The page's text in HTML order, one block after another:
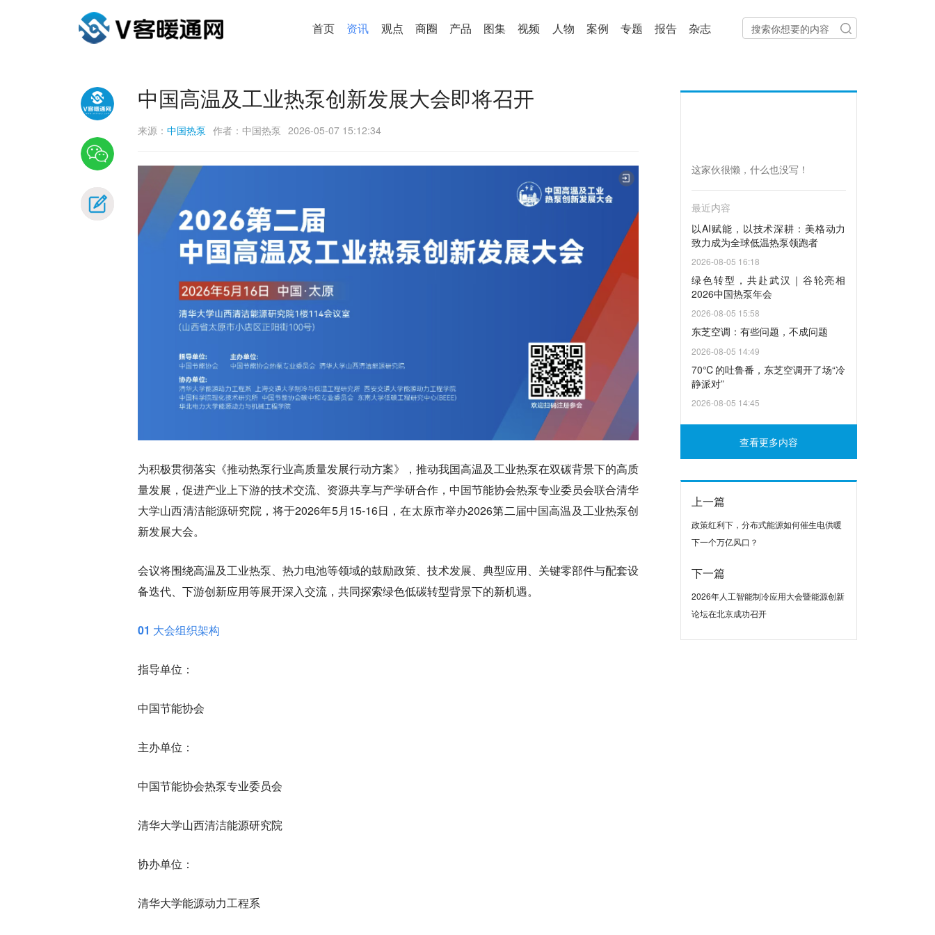
首页 资讯 观点 商圈 产品 图集 视频 人物 案例 专题 报告 杂志
中国高温及工业热泵创新发展大会即将召开
来源： 中国热泵 作者：中国热泵 2026-05-07 15:12:34
为积极贯彻落实《推动热泵行业高质量发展行动方案》，推动我国高温及工业热泵在双碳背景下的高质
量发展，促进产业上下游的技术交流、资源共享与产学研合作，中国节能协会热泵专业委员会联合清华
大学山西清洁能源研究院，将于2026年5月15-16日，在太原市举办2026第二届中国高温及工业热泵创
新发展大会。
会议将围绕高温及工业热泵、热力电池等领域的鼓励政策、技术发展、典型应用、关键零部件与配套设
备迭代、下游创新应用等展开深入交流，共同探索绿色低碳转型背景下的新机遇。
01 大会组织架构
指导单位：
中国节能协会
主办单位：
中国节能协会热泵专业委员会
清华大学山西清洁能源研究院
协办单位：
清华大学能源动力工程系
这家伙很懒，什么也没写！
最近内容
以AI赋能，以技术深耕：美格动力
致力成为全球低温热泵领跑者
2026-08-05 16:18
绿色转型，共赴武汉｜谷轮亮相
2026中国热泵年会
2026-08-05 15:58
东芝空调：有些问题，不成问题
2026-08-05 14:49
70℃的吐鲁番，东芝空调开了场“冷
静派对”
2026-08-05 14:45
查看更多内容
上一篇
政策红利下，分布式能源如何催生电供暖
下一个万亿风口？
下一篇
2026年人工智能制冷应用大会暨能源创新
论坛在北京成功召开